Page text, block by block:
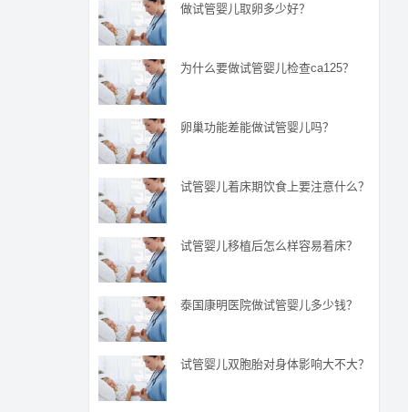
做试管婴儿取卵多少好？
为什么要做试管婴儿检查ca125？
卵巢功能差能做试管婴儿吗？
试管婴儿着床期饮食上要注意什么？
试管婴儿移植后怎么样容易着床？
泰国康明医院做试管婴儿多少钱？
试管婴儿双胞胎对身体影响大不大？